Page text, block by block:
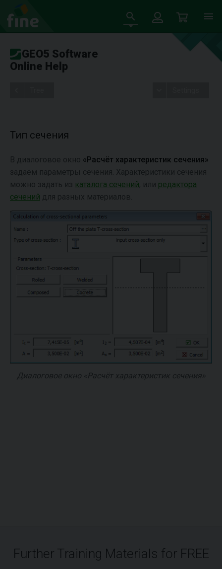
GEO5 Software
Online Help
Тип сечения
В диалоговое окно «Расчёт характеристик сечения»
задаём параметры сечения. Характеристики сечения
можно задать из каталога сечений, или редактора
сечений для разных материалов.
Диалоговое окно «Расчёт характеристик сечения»
Further Training Materials for FREE